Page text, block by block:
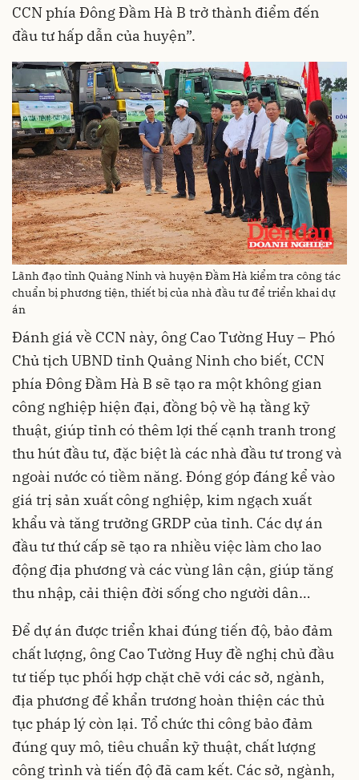
CCN phía Đông Đầm Hà B trở thành điểm đến
đầu tư hấp dẫn của huyện”.
Lãnh đạo tỉnh Quảng Ninh và huyện Đầm Hà kiểm tra công tác
chuẩn bị phương tiện, thiết bị của nhà đầu tư để triển khai dự
án
Đánh giá về CCN này, ông Cao Tường Huy – Phó
Chủ tịch UBND tỉnh Quảng Ninh cho biết, CCN
phía Đông Đầm Hà B sẽ tạo ra một không gian
công nghiệp hiện đại, đồng bộ về hạ tầng kỹ
thuật, giúp tỉnh có thêm lợi thế cạnh tranh trong
thu hút đầu tư, đặc biệt là các nhà đầu tư trong và
ngoài nước có tiềm năng. Đóng góp đáng kể vào
giá trị sản xuất công nghiệp, kim ngạch xuất
khẩu và tăng trưởng GRDP của tỉnh. Các dự án
đầu tư thứ cấp sẽ tạo ra nhiều việc làm cho lao
động địa phương và các vùng lân cận, giúp tăng
thu nhập, cải thiện đời sống cho người dân…
Để dự án được triển khai đúng tiến độ, bảo đảm
chất lượng, ông Cao Tường Huy đề nghị chủ đầu
tư tiếp tục phối hợp chặt chẽ với các sở, ngành,
địa phương để khẩn trương hoàn thiện các thủ
tục pháp lý còn lại. Tổ chức thi công bảo đảm
đúng quy mô, tiêu chuẩn kỹ thuật, chất lượng
công trình và tiến độ đã cam kết. Các sở, ngành,